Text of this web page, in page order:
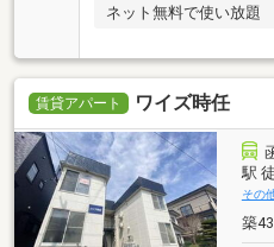
ネット無料で使い放題
賃貸アパート ワイズ時任
駅
その
築